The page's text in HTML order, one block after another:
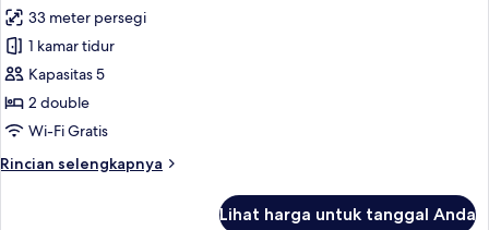
33 meter persegi
1 kamar tidur
Kapasitas 5
2 double
Wi-Fi Gratis
Rincian selengkapnya
Rincian
Lihat harga untuk tanggal Anda